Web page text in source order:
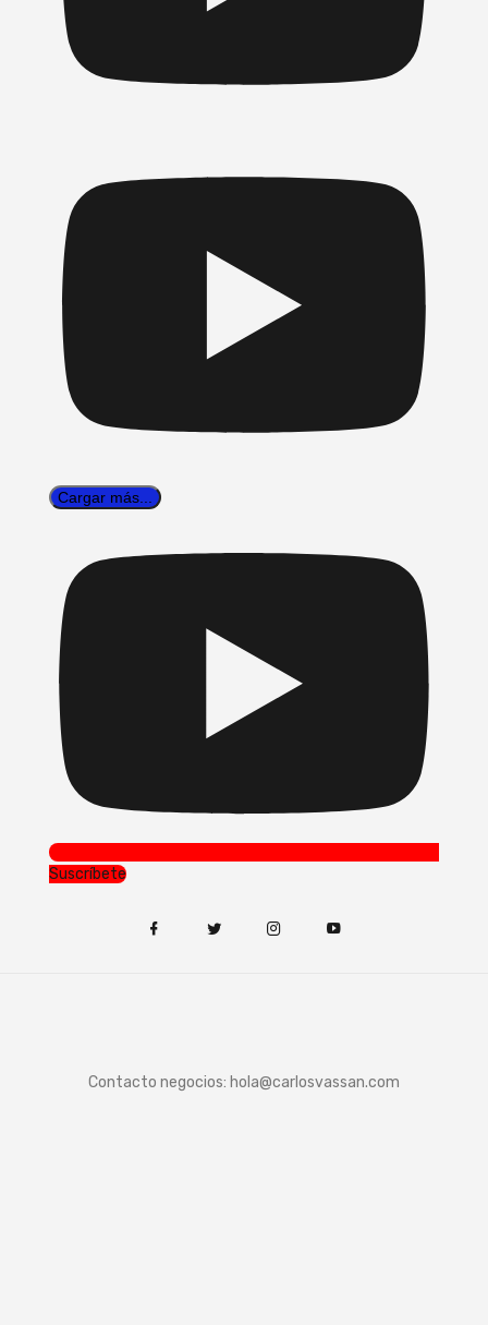
Cargar más...
Suscríbete
Contacto negocios: hola@carlosvassan.com